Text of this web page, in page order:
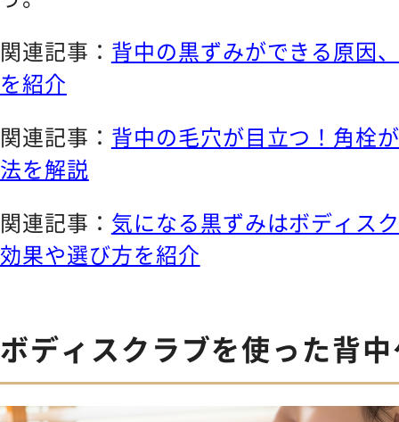
関連記事： 背中の黒ずみができる原因
を紹介
関連記事： 背中の毛穴が目立つ！角栓
法を解説
関連記事： 気になる黒ずみはボディス
効果や選び方を紹介
ボディスクラブを使った背